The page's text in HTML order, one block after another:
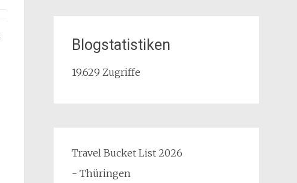
Blogstatistiken
19.629 Zugriffe
Travel Bucket List 2026
- Thüringen